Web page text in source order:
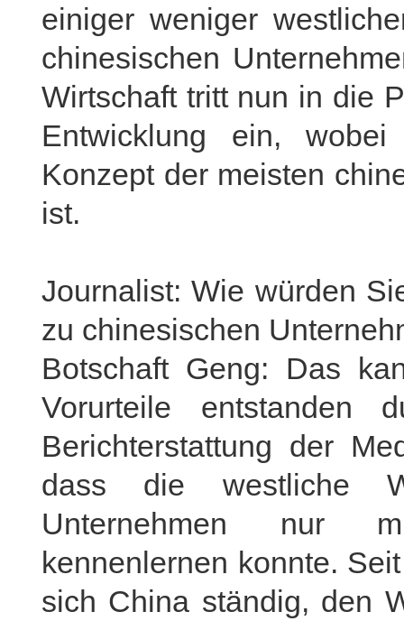
einiger weniger
chinesischen
Wirtschaft tritt nun in die
Entwicklung ein,
Konzept der meisten
ist.
Journalist: Wie würden
zu chinesischen
Botschaft Geng: Das
Vorurteile entstanden
Berichterstattung der
dass die westliche
Unternehmen nur
kennenlernen konnte.
sich China ständig, den